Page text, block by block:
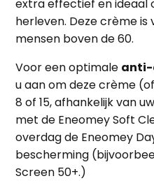
extra effectief en ideaal
herleven. Deze crème
mensen boven de 60.
Voor een optimale
u aan om deze crème
8 of15, afhankelijk van
met de Eneomey Soft
overdag de Eneomey
bescherming
Screen 50+.)